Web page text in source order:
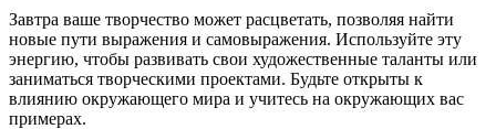
Завтра ваше творчество может расцветать, позволяя найти
новые пути выражения и самовыражения. Используйте эту
энергию, чтобы развивать свои художественные таланты или
заниматься творческими проектами. Будьте открыты к
влиянию окружающего мира и учитесь на окружающих вас
примерах.